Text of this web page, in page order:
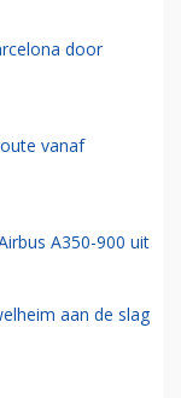
door
vanaf
A350-900 uit
aan de slag